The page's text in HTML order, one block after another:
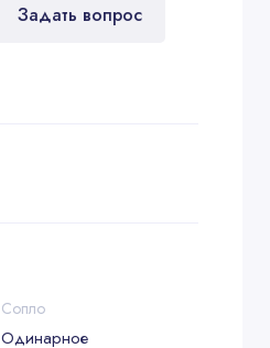
Задать вопрос
Сопло
Одинарное